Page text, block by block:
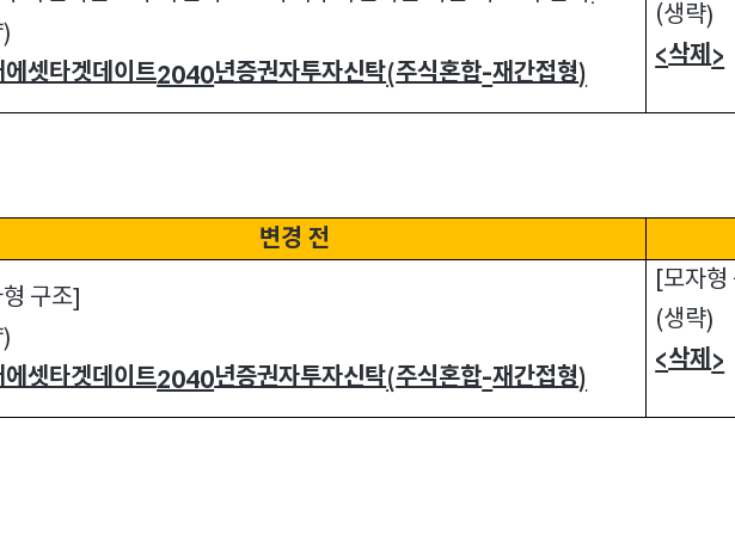
)
에셋타겟데이트2040년증권자투자신탁(주식혼합-재간접형)
(생략)
<삭제 >
변경 전
구조]
)
에셋타겟데이트2040년증권자투자신탁(주식혼합-재간접형)
[모자형
(생략)
<삭제 >